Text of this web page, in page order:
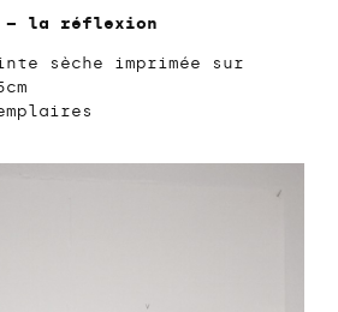
– la réflexion
sèche imprimée sur